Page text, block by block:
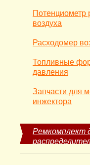
Потенциометр
воздуха
Расходомер
Топливные
давления
Запчасти для
инжектора
Ремкомплект